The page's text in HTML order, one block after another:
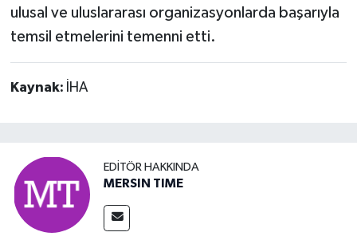
ulusal ve uluslararası organizasyonlarda başarıyla
temsil etmelerini temenni etti.
Kaynak: İHA
EDITÖR HAKKINDA
MERSIN TIME